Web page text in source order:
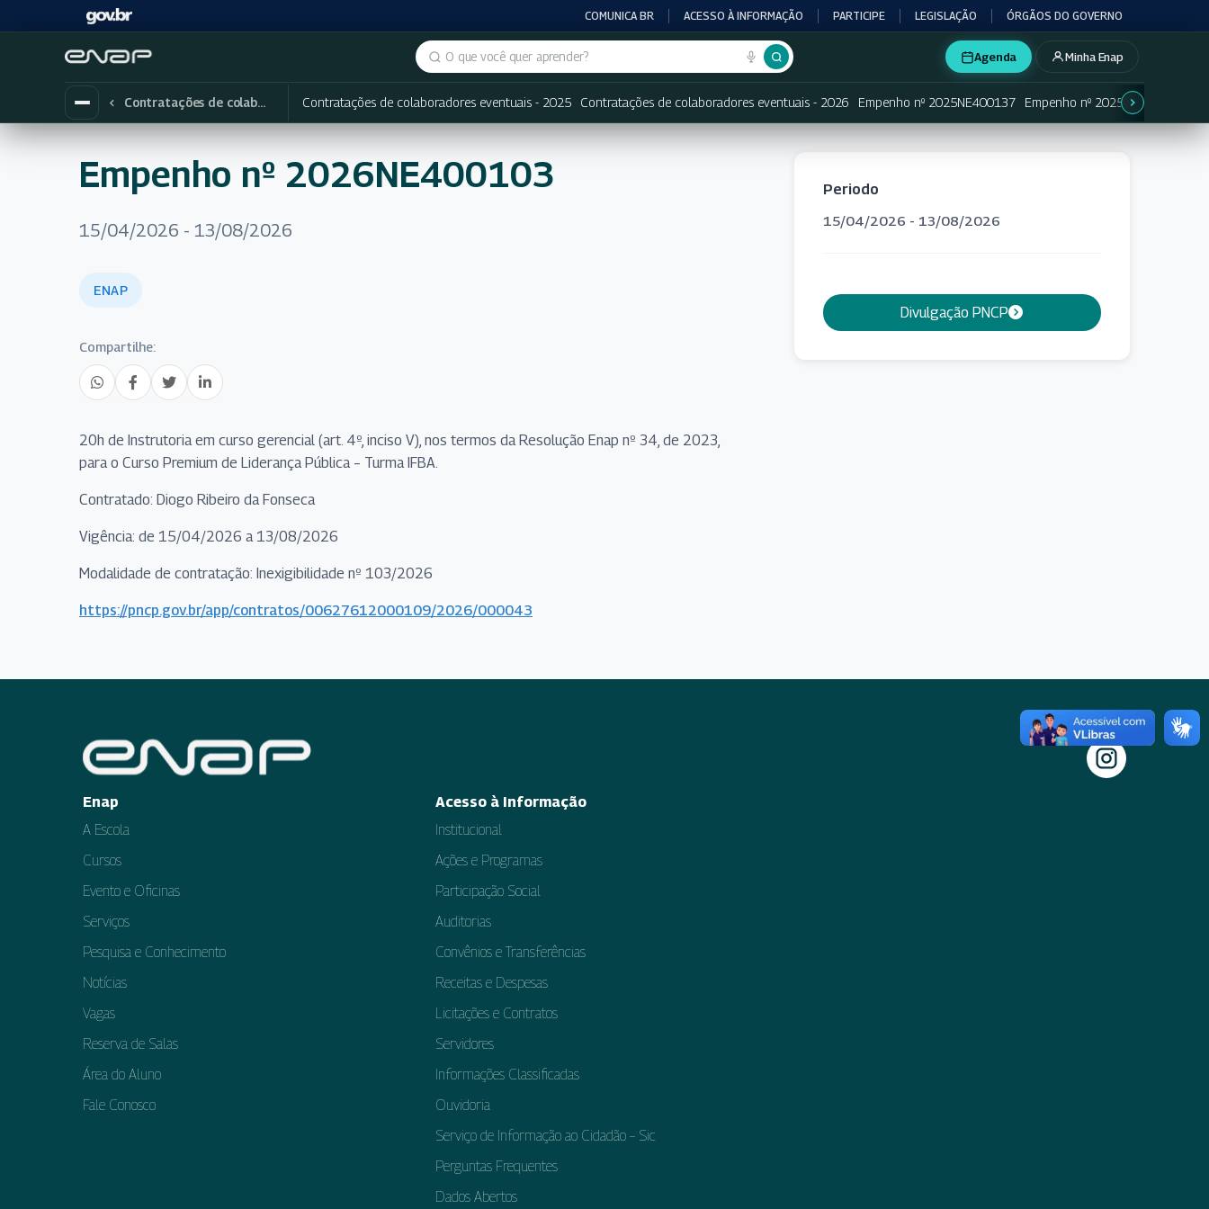
COMUNICA BR ACESSO À INFORMAÇÃO PARTICIPE LEGISLAÇÃO ÓRGÃOS DO GOVERNO
Buscar no portal
Agenda Minha Enap
Contratações de colaboradores eventuais Contratações de colaboradores eventuais - 2025 Contratações de colaboradores eventuais - 2026 Empenho nº 2025NE400137 Empenho nº 2025NE400138
Empenho nº 2026NE400103
15/04/2026 - 13/08/2026
ENAP
Compartilhe:
20h de Instrutoria em curso gerencial (art. 4º, inciso V), nos termos da Resolução Enap nº 34, de 2023,
para o Curso Premium de Liderança Pública – Turma IFBA.
Contratado: Diogo Ribeiro da Fonseca
Vigência: de 15/04/2026 a 13/08/2026
Modalidade de contratação: Inexigibilidade nº 103/2026
https://pncp.gov.br/app/contratos/00627612000109/2026/000043
Periodo
15/04/2026 - 13/08/2026
Divulgação PNCP
Enap
A Escola
Cursos
Evento e Oficinas
Serviços
Pesquisa e Conhecimento
Notícias
Vagas
Reserva de Salas
Área do Aluno
Fale Conosco
Acesso à Informação
Institucional
Ações e Programas
Participação Social
Auditorias
Convênios e Transferências
Receitas e Despesas
Licitações e Contratos
Servidores
Informações Classificadas
Ouvidoria
Serviço de Informação ao Cidadão – Sic
Perguntas Frequentes
Dados Abertos